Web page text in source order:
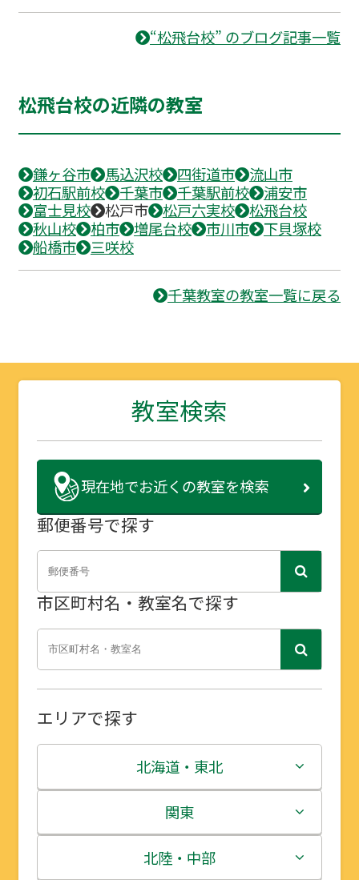
“松飛台校” のブログ記事一覧
松飛台校の近隣の教室
鎌ヶ谷市 馬込沢校 四街道市
流山市
初石駅前校
千葉市 千葉駅前校
浦安市
富士見校
松戸市 松戸六実校
松飛台校
秋山校
柏市 増尾台校 市川市
下貝塚校
船橋市
三咲校
千葉教室の教室一覧に戻る
教室検索
現在地でお近くの教室を検索
郵便番号で探す
市区町村名・教室名で探す
エリアで探す
北海道・東北
北海道
青森県
関東
茨城県
北陸・中部